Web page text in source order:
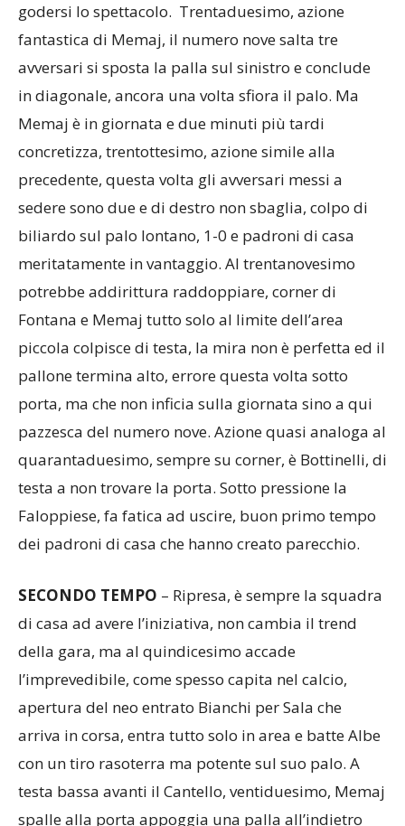
godersi lo spettacolo. Trentaduesimo, azione
fantastica di Memaj, il numero nove salta tre
avversari si sposta la palla sul sinistro e conclude
in diagonale, ancora una volta sfiora il palo. Ma
Memaj è in giornata e due minuti più tardi
concretizza, trentottesimo, azione simile alla
precedente, questa volta gli avversari messi a
sedere sono due e di destro non sbaglia, colpo di
biliardo sul palo lontano, 1-0 e padroni di casa
meritatamente in vantaggio. Al trentanovesimo
potrebbe addirittura raddoppiare, corner di
Fontana e Memaj tutto solo al limite dell’area
piccola colpisce di testa, la mira non è perfetta ed il
pallone termina alto, errore questa volta sotto
porta, ma che non inficia sulla giornata sino a qui
pazzesca del numero nove. Azione quasi analoga al
quarantaduesimo, sempre su corner, è Bottinelli, di
testa a non trovare la porta. Sotto pressione la
Faloppiese, fa fatica ad uscire, buon primo tempo
dei padroni di casa che hanno creato parecchio.
SECONDO TEMPO – Ripresa, è sempre la squadra
di casa ad avere l’iniziativa, non cambia il trend
della gara, ma al quindicesimo accade
l’imprevedibile, come spesso capita nel calcio,
apertura del neo entrato Bianchi per Sala che
arriva in corsa, entra tutto solo in area e batte Albe
con un tiro rasoterra ma potente sul suo palo. A
testa bassa avanti il Cantello, ventiduesimo, Memaj
spalle alla porta appoggia una palla all’indietro